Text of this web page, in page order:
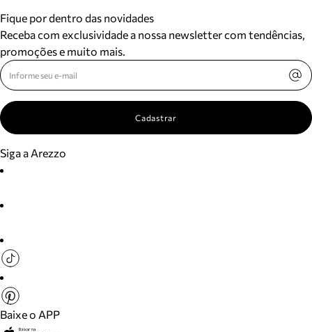
Fique por dentro das novidades
Receba com exclusividade a nossa newsletter com tendências,
promoções e muito mais.
Cadastrar
Siga a Arezzo
Baixe o APP